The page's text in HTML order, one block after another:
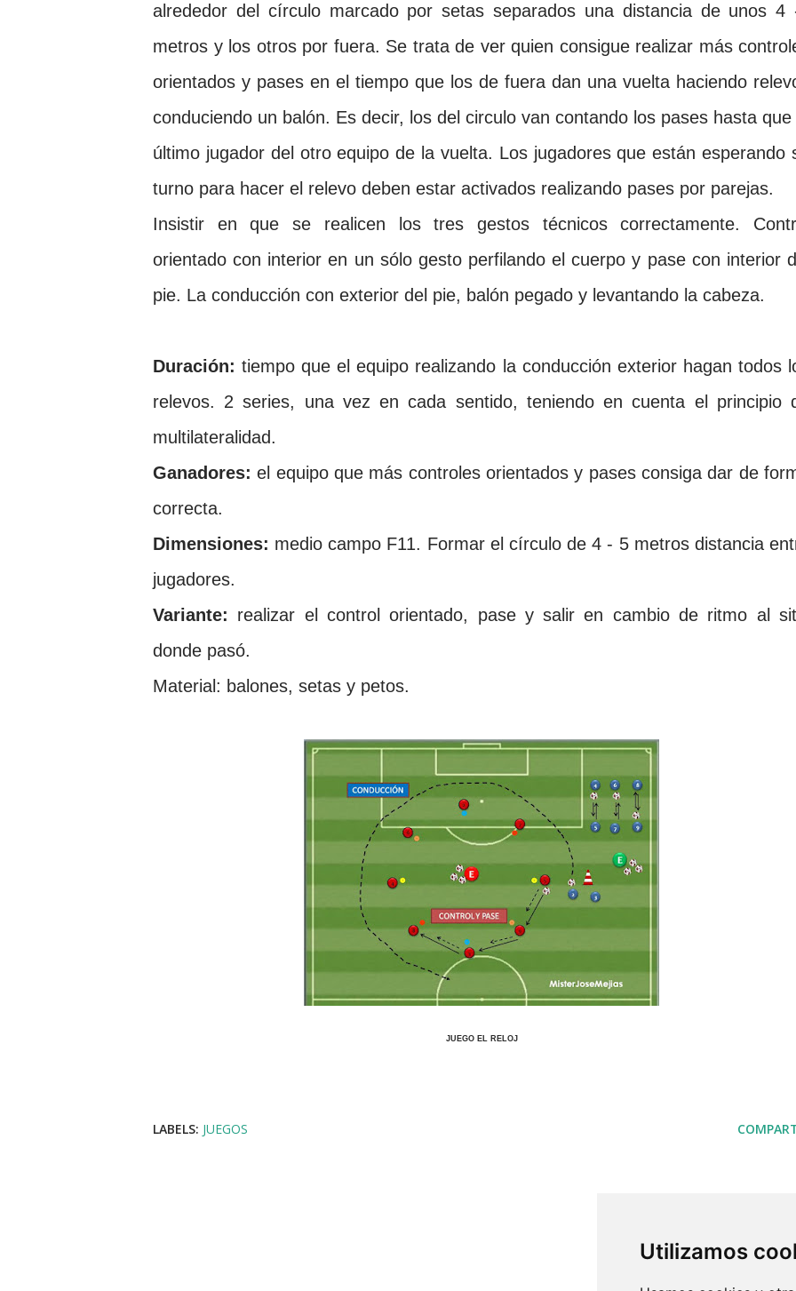
Utilizamos
alrededor del círculo marcado por setas separados una distancia de unos 4
metros y los otros por fuera. Se trata de ver quien consigue realizar más
orientados y pases en el tiempo que los de fuera dan una vuelta haciendo
conduciendo un balón. Es decir, los del circulo van contando los pases hasta que
último jugador del otro equipo de la vuelta. Los jugadores que están esperando
turno para hacer el relevo deben estar activados realizando pases por parejas.
Insistir en que se realicen los tres gestos técnicos correctamente.
orientado con interior en un sólo gesto perfilando el cuerpo y pase con interior
pie. La conducción con exterior del pie, balón pegado y levantando la cabeza.
Duración: tiempo que el equipo realizando la conducción exterior hagan todos
relevos. 2 series, una vez en cada sentido, teniendo en cuenta el principio
multilateralidad.
Ganadores: el equipo que más controles orientados y pases consiga dar de
correcta.
Dimensiones: medio campo F11. Formar el círculo de 4 - 5 metros distancia
jugadores.
Variante: realizar el control orientado, pase y salir en cambio de ritmo al
donde pasó.
Material: balones, setas y petos.
JUEGO EL RELOJ
LABELS: JUEGOS